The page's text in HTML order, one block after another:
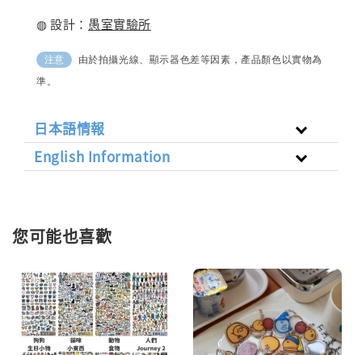
◍ 設計： 愚室實驗所
注意
由於拍攝光線、顯示器色差等因素，產品顏色以實物為
準。
日本語情報
English Information
您可能也喜歡